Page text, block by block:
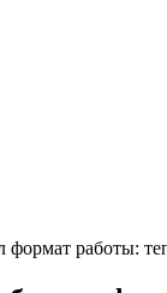
формат работы: